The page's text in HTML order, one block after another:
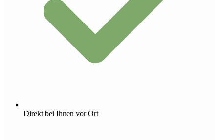
Direkt bei Ihnen vor Ort